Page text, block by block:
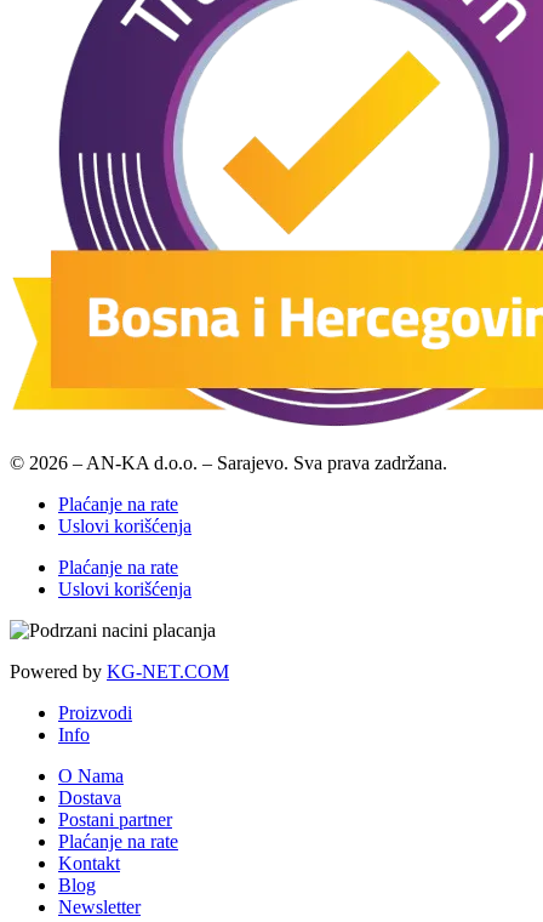
© 2026 – AN-KA d.o.o. – Sarajevo. Sva prava zadržana.
Plaćanje na rate
Uslovi korišćenja
Plaćanje na rate
Uslovi korišćenja
Powered by KG-NET.COM
Proizvodi
Info
O Nama
Dostava
Postani partner
Plaćanje na rate
Kontakt
Blog
Newsletter